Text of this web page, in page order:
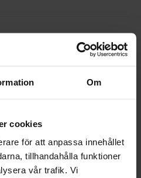
Om
cookies
för att anpassa innehållet
tillhandahålla funktioner
vår trafik. Vi